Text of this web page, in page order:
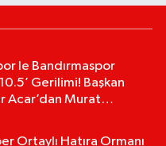
le Bandırmaspor
Gerilimi! Başkan
Acar’dan Murat
Ortaylı Hatıra Ormanı